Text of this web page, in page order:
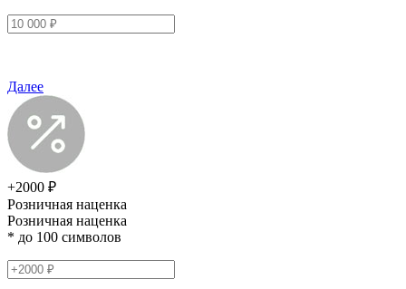
Далее
+2000 ₽
Розничная наценка
Розничная наценка
* до 100 символов